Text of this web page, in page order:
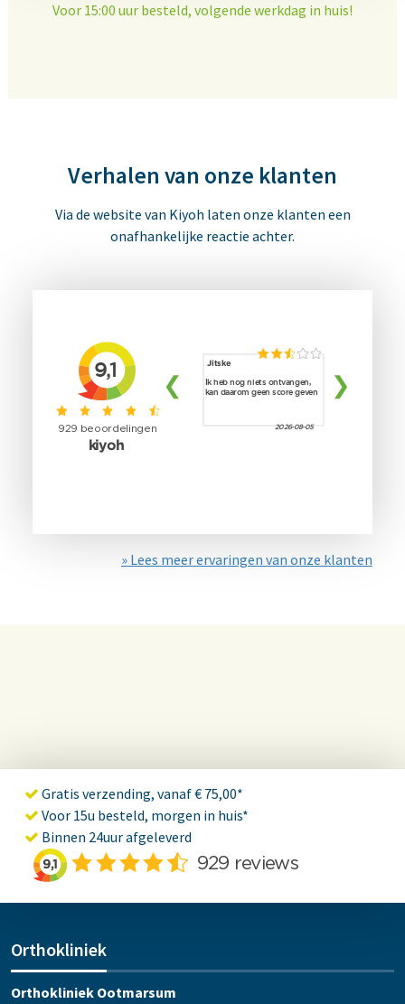
Voor 15:00 uur besteld, volgende werkdag in huis!
Verhalen van onze klanten
Via de website van Kiyoh laten onze klanten een
onafhankelijke reactie achter.
» Lees meer ervaringen van onze klanten
Gratis verzending, vanaf € 75,00*
Voor 15u besteld, morgen in huis*
Binnen 24uur afgeleverd
Orthokliniek
Orthokliniek Ootmarsum